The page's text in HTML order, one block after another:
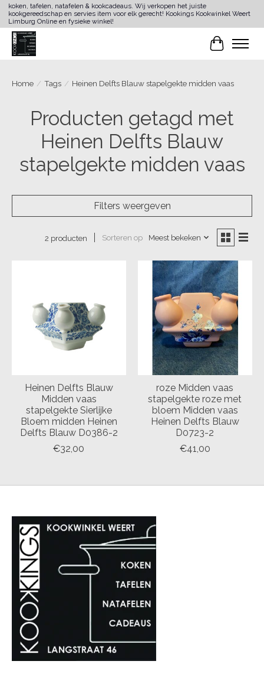
koken, tafelen, natafelen & kookcadeaus. Wij verkopen het juiste
kookgereedschap en servies item voor elk gerecht! Kookings Kookwinkel Weert
Limburg Online en fysieke winkel!
Home / Tags / Heinen Delfts Blauw stapelgekte midden vaas
Producten getagd met
Heinen Delfts Blauw
stapelgekte midden vaas
Filters weergeven
2 producten Sorteren op Meest bekeken
Heinen Delfts Blauw
Midden vaas
stapelgekte Sierlijke
Bloem midden Heinen
Delfts Blauw D0386-2
€32,00
roze Midden vaas
stapelgekte roze met
bloem Midden vaas
Heinen Delfts Blauw
D0723-2
€41,00